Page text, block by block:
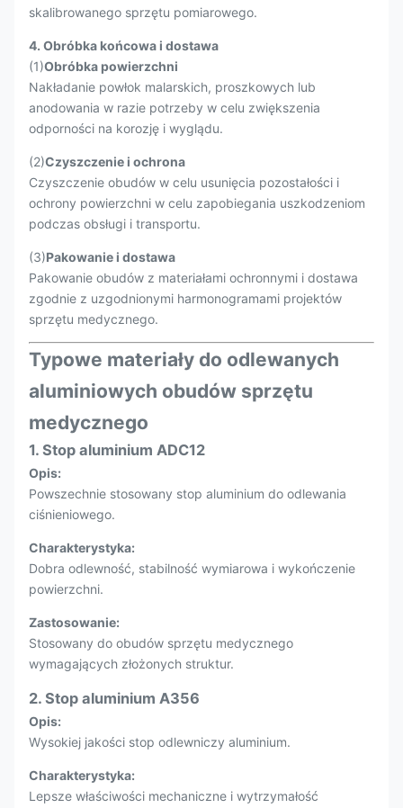
skalibrowanego sprzętu pomiarowego.
4. Obróbka końcowa i dostawa
(1)Obróbka powierzchni
Nakładanie powłok malarskich, proszkowych lub
anodowania w razie potrzeby w celu zwiększenia
odporności na korozję i wyglądu.
(2)Czyszczenie i ochrona
Czyszczenie obudów w celu usunięcia pozostałości i
ochrony powierzchni w celu zapobiegania uszkodzeniom
podczas obsługi i transportu.
(3)Pakowanie i dostawa
Pakowanie obudów z materiałami ochronnymi i dostawa
zgodnie z uzgodnionymi harmonogramami projektów
sprzętu medycznego.
Typowe materiały do odlewanych
aluminiowych obudów sprzętu
medycznego
1. Stop aluminium ADC12
Opis:
Powszechnie stosowany stop aluminium do odlewania
ciśnieniowego.
Charakterystyka:
Dobra odlewność, stabilność wymiarowa i wykończenie
powierzchni.
Zastosowanie:
Stosowany do obudów sprzętu medycznego
wymagających złożonych struktur.
2. Stop aluminium A356
Opis:
Wysokiej jakości stop odlewniczy aluminium.
Charakterystyka:
Lepsze właściwości mechaniczne i wytrzymałość